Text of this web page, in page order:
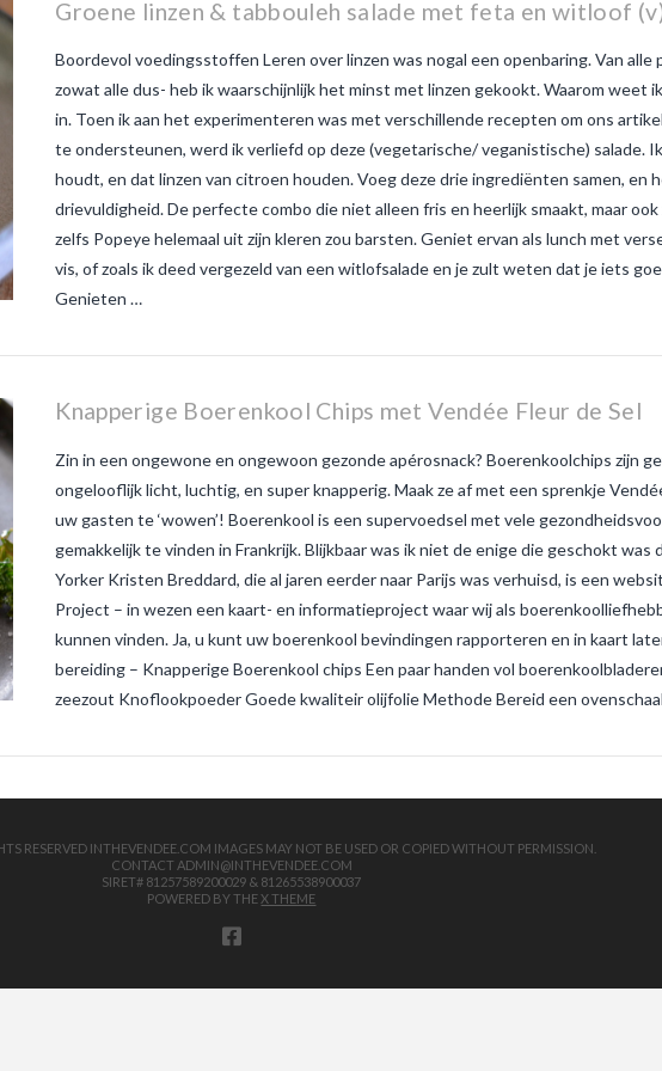
Groene linzen & tabbouleh salade met feta en witloof
Boordevol voedingsstoffen Leren over linzen was nogal een openbaring. Van alle
zowat alle dus- heb ik waarschijnlijk het minst met linzen gekookt. Waarom weet
in. Toen ik aan het experimenteren was met verschillende recepten om ons
te ondersteunen, werd ik verliefd op deze (vegetarische/ veganistische) salade.
houdt, en dat linzen van citroen houden. Voeg deze drie ingrediënten samen, en
drievuldigheid. De perfecte combo die niet alleen fris en heerlijk smaakt, maar
zelfs Popeye helemaal uit zijn kleren zou barsten. Geniet ervan als lunch met
vis, of zoals ik deed vergezeld van een witlofsalade en je zult weten dat je iets
Genieten …
Knapperige Boerenkool Chips met Vendée Fleur de Sel
Zin in een ongewone en ongewoon gezonde apérosnack? Boerenkoolchips zijn
ongelooflijk licht, luchtig, en super knapperig. Maak ze af met een sprenkje
uw gasten te ‘wowen’! Boerenkool is een supervoedsel met vele
gemakkelijk te vinden in Frankrijk. Blijkbaar was ik niet de enige die geschokt was
Yorker Kristen Breddard, die al jaren eerder naar Parijs was verhuisd, is een
Project – in wezen een kaart- en informatieproject waar wij als
kunnen vinden. Ja, u kunt uw boerenkool bevindingen rapporteren en in kaart
bereiding – Knapperige Boerenkool chips Een paar handen vol
zeezout Knoflookpoeder Goede kwaliteir olijfolie Methode Bereid een
RESERVED INTHEVENDEE.COM IMAGES MAY NOT BE USED OR COPIED WITHOUT PERMISSION.
CONTACT ADMIN@INTHEVENDEE.COM
SIRET# 81257589200029 & 81265538900037
POWERED BY THEX THEME